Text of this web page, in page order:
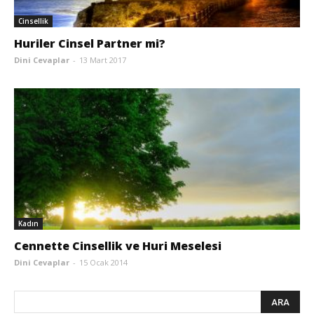
Cinsellik
Huriler Cinsel Partner mi?
Dini Cevaplar - 13 Mart 2017
Kadın
Cennette Cinsellik ve Huri Meselesi
Dini Cevaplar - 15 Ocak 2014